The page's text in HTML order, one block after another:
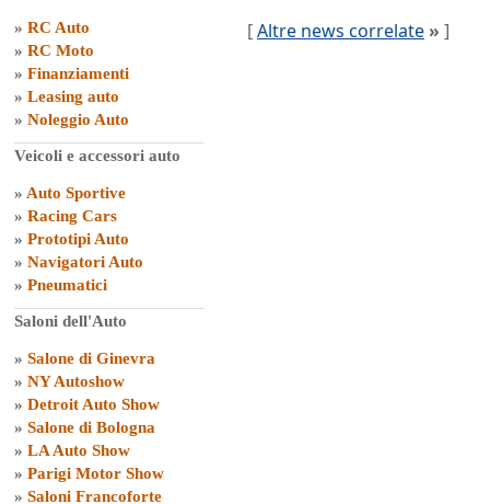
» RC Auto
» RC Moto
» Finanziamenti
» Leasing auto
» Noleggio Auto
Veicoli e accessori auto
» Auto Sportive
» Racing Cars
» Prototipi Auto
» Navigatori Auto
» Pneumatici
Saloni dell'Auto
» Salone di Ginevra
» NY Autoshow
» Detroit Auto Show
» Salone di Bologna
» LA Auto Show
» Parigi Motor Show
» Saloni Francoforte
[Altre news correlate » ]